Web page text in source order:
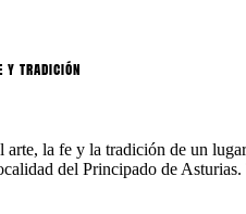
y tradición
arte, la fe y la tradición de un
del Principado de